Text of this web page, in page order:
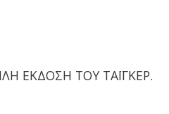
ΕΚΔΟΣΗ ΤΟΥ ΤΑΪΓΚΕΡ.